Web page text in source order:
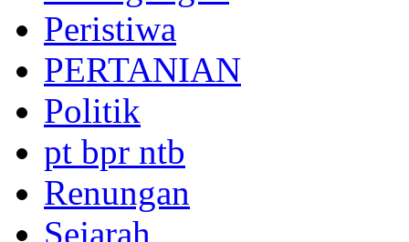
Peristiwa
PERTANIAN
Politik
pt bpr ntb
Renungan
Sejarah